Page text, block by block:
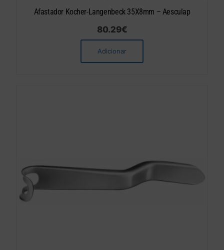
Afastador Kocher-Langenbeck 35X8mm – Aesculap
80.29€
Adicionar